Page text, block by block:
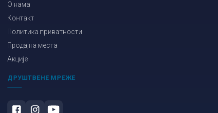
О нама
Контакт
Политика приватности
Продајна места
Акције
ДРУШТВЕНЕ МРЕЖЕ